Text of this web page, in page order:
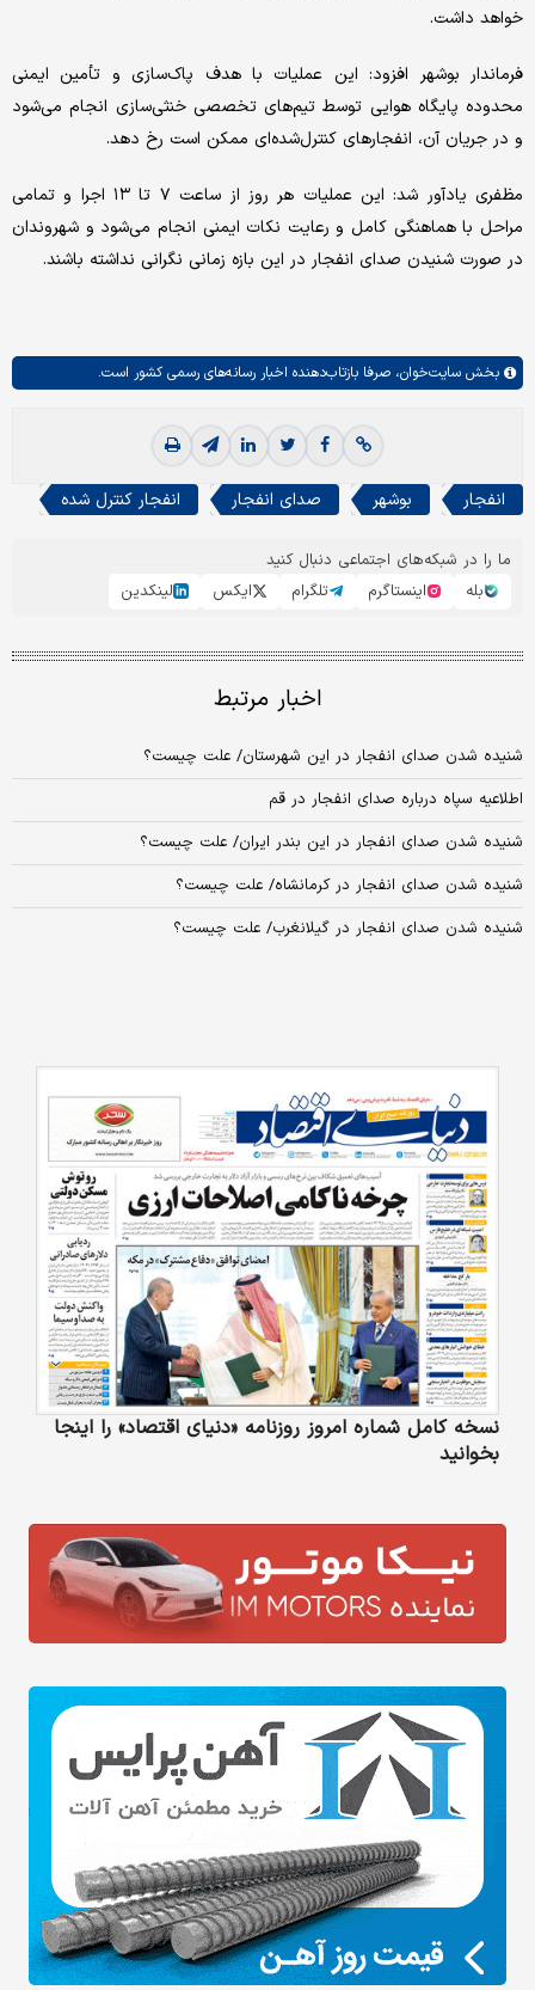
خواهد داشت.
فرماندار بوشهر افزود: این عملیات با هدف پاک‌سازی و تأمین ایمنی
محدوده پایگاه هوایی توسط تیم‌های تخصصی خنثی‌سازی انجام می‌شود
و در جریان آن، انفجارهای کنترل‌شده‌ای ممکن است رخ دهد.
مظفری یادآور شد: این عملیات هر روز از ساعت ۷ تا ۱۳ اجرا و تمامی
مراحل با هماهنگی کامل و رعایت نکات ایمنی انجام می‌شود و شهروندان
در صورت شنیدن صدای انفجار در این بازه زمانی نگرانی نداشته باشند.
بخش سایت‌خوان، صرفا بازتاب‌دهنده اخبار رسانه‌های رسمی کشور است.
انفجار بوشهر صدای انفجار انفجار کنترل شده
ما را در شبکه‌های اجتماعی دنبال کنید
بله
اینستاگرم تلگرام ایکس لینکدین
اخبار مرتبط
شنیده شدن صدای انفجار در این شهرستان/ علت چیست؟
اطلاعیه سپاه درباره صدای انفجار در قم
شنیده شدن صدای انفجار در این بندر ایران/ علت چیست؟
شنیده شدن صدای انفجار در کرمانشاه/ علت چیست؟
شنیده شدن صدای انفجار در گیلانغرب/ علت چیست؟
نسخه کامل شماره امروز روزنامه «دنیای‌ اقتصاد» را اینجا
بخوانید